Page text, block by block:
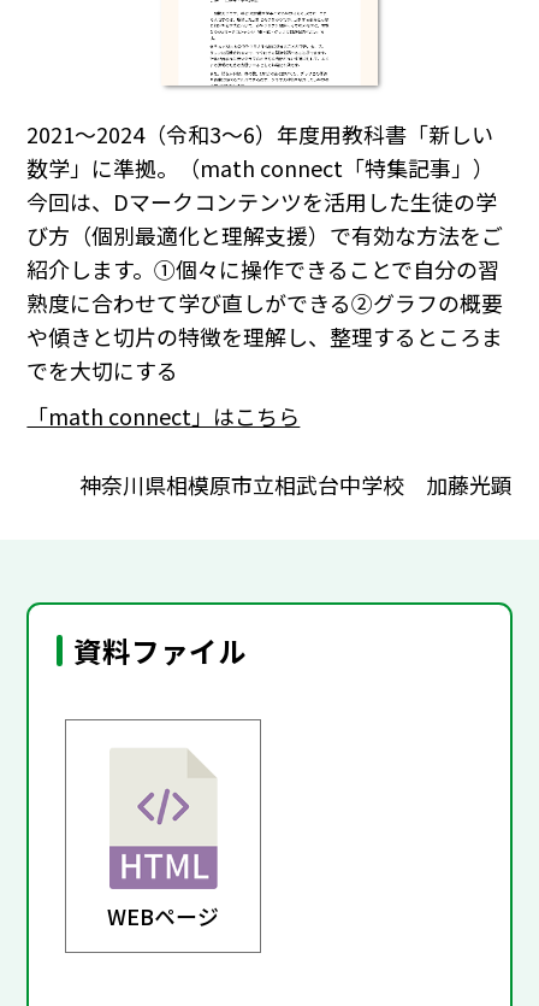
2021～2024（令和3～6）年度用教科書「新しい
数学」に準拠。（math connect「特集記事」）
今回は、Dマークコンテンツを活用した生徒の学
び方（個別最適化と理解支援）で有効な方法をご
紹介します。①個々に操作できることで自分の習
熟度に合わせて学び直しができる②グラフの概要
や傾きと切片の特徴を理解し、整理するところま
でを大切にする
「math connect」はこちら
神奈川県相模原市立相武台中学校 加藤光顕
資料ファイル
WEBページ